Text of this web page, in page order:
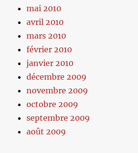
mai 2010
avril 2010
mars 2010
février 2010
janvier 2010
décembre 2009
novembre 2009
octobre 2009
septembre 2009
août 2009